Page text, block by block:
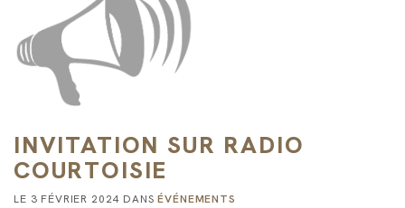
INVITATION SUR RADIO
COURTOISIE
LE 3 FÉVRIER 2024 DANSÉVÉNEMENTS